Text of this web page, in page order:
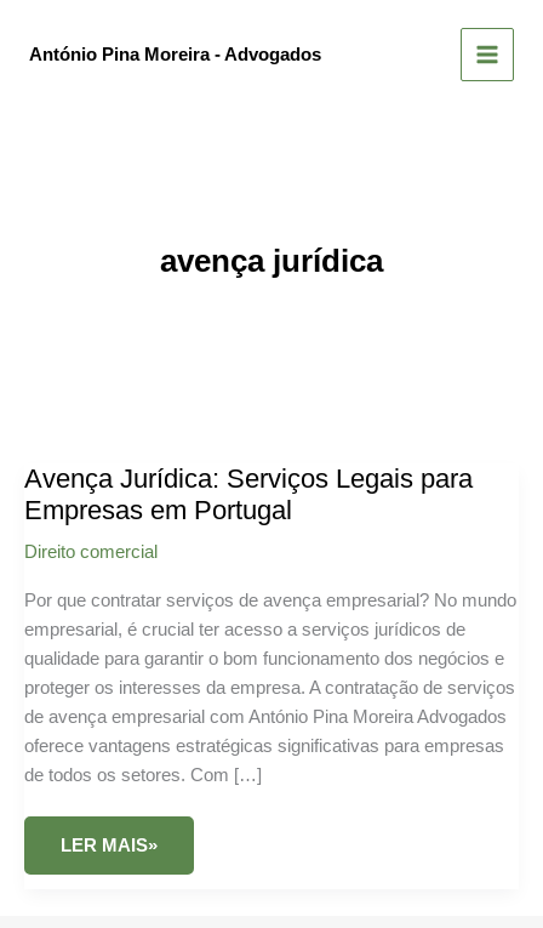
António Pina Moreira - Advogados
avença jurídica
Avença Jurídica: Serviços Legais para
Empresas em Portugal
Direito comercial
Por que contratar serviços de avença empresarial? No mundo
empresarial, é crucial ter acesso a serviços jurídicos de
qualidade para garantir o bom funcionamento dos negócios e
proteger os interesses da empresa. A contratação de serviços
de avença empresarial com António Pina Moreira Advogados
oferece vantagens estratégicas significativas para empresas
de todos os setores. Com […]
AVENÇA
SERVIÇOS
LER MAIS»